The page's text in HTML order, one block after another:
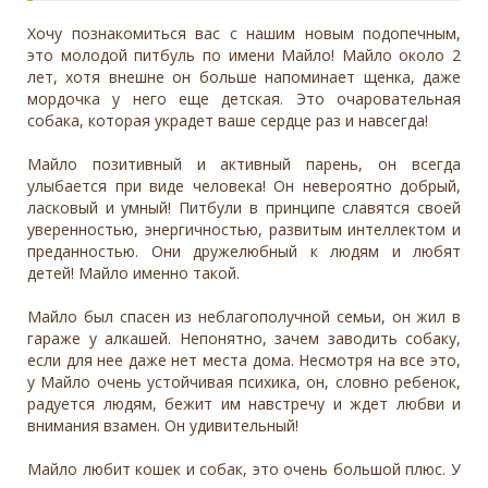
Хочу познакомиться вас с нашим новым подопечным,
это молодой питбуль по имени Майло! Майло около 2
лет, хотя внешне он больше напоминает щенка, даже
мордочка у него еще детская. Это очаровательная
собака, которая украдет ваше сердце раз и навсегда!
Майло позитивный и активный парень, он всегда
улыбается при виде человека! Он невероятно добрый,
ласковый и умный! Питбули в принципе славятся своей
уверенностью, энергичностью, развитым интеллектом и
преданностью. Они дружелюбный к людям и любят
детей! Майло именно такой.
Майло был спасен из неблагополучной семьи, он жил в
гараже у алкашей. Непонятно, зачем заводить собаку,
если для нее даже нет места дома. Несмотря на все это,
у Майло очень устойчивая психика, он, словно ребенок,
радуется людям, бежит им навстречу и ждет любви и
внимания взамен. Он удивительный!
Майло любит кошек и собак, это очень большой плюс. У